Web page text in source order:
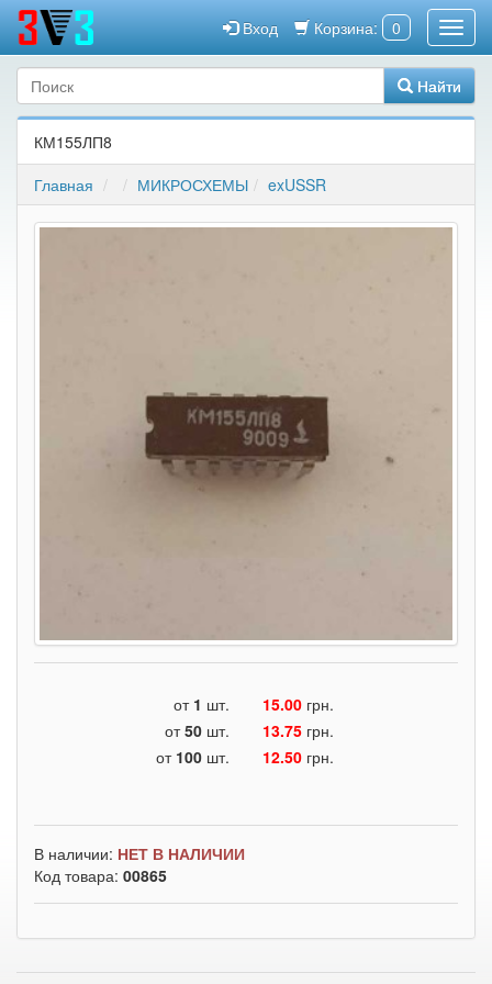
Корзина: 0
Вход
Найти
КМ155ЛП8
Главная
МИКРОСХЕМЫ exUSSR
от 1 шт. 15.00 грн.
от50 шт. 13.75 грн.
от 100 шт. 12.50 грн.
В наличии: НЕТ В НАЛИЧИИ
Код товара: 00865